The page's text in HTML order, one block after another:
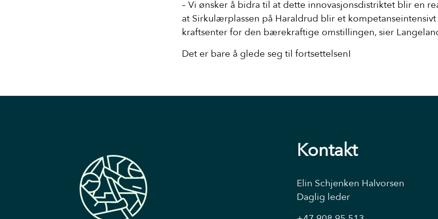
– Vi ønsker å bidra til at dette innovasjonsdistriktet blir en
at Sirkulærplassen på Haraldrud blir et kompetanseintensivt
kraftsenter for den bærekraftige omstillingen, sier
Det er bare å glede seg til fortsettelsen!
Kontakt
Elin Schjenken Halvorsen
Daglig leder